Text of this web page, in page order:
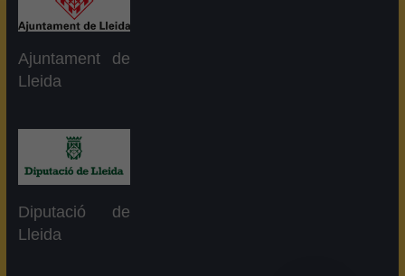
Ajuntament de
Lleida
Diputació de
Lleida